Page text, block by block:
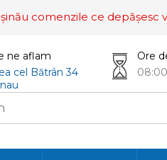
comenzile ce depășesc
ne aflam
cel Bătrân 34
Ore